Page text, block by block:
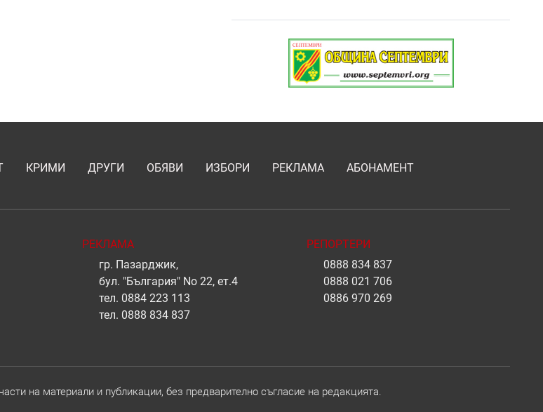
КРИМИ ДРУГИ ОБЯВИ ИЗБОРИ РЕКЛАМА АБОНАМЕНТ
РЕКЛАМА
гр. Пазарджик,
бул. "България" No 22, ет.4
тел. 0884 223 113
тел. 0888 834 837
РЕПОРТЕРИ
0888 834 837
0888 021 706
0886 970 269
на материали и публикации, без предварително съгласие на редакцията.